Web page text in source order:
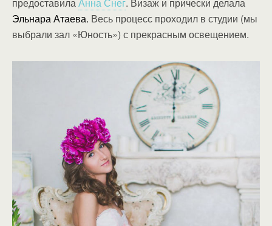
Эльнара Атаева. Весь процесс проходил в студии (мы
выбрали зал «Юность») с прекрасным освещением.